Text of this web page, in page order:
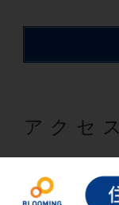
アクセス
駅徒歩5分！